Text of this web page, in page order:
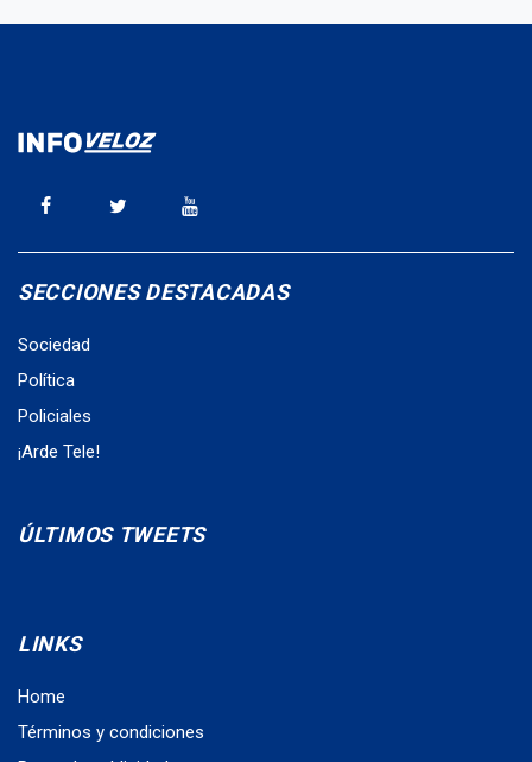
SECCIONES DESTACADAS
Sociedad
Política
Policiales
¡Arde Tele!
ÚLTIMOS TWEETS
LINKS
Home
Términos y condiciones